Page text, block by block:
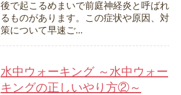
後で起こるめまいで前庭神経炎と呼ばれ
るものがあります。この症状や原因、対
策について早速ご...
水中ウォーキング ～水中ウォー
キングの正しいやり方②～